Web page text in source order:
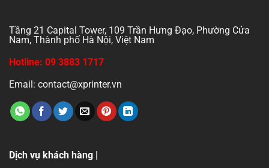
Tầng 21 Capital Tower, 109 Trần Hưng Đạo, Phường Cửa
Nam, Thành phố Hà Nội, Việt Nam
Hotline: 09 3883 1717
Email: contact@xprinter.vn
Dịch vụ khách hàng |